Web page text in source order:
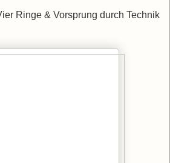
Ringe & Vorsprung durch Technik